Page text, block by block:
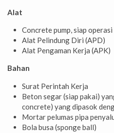
Alat
Concrete pump, siap
Alat Pelindung Diri (APD)
Alat Pengaman Kerja (APK)
Bahan
Surat Perintah Kerja
Beton segar (siap pakai)
concrete) yang dipasok
Mortar pelumas pipa
Bola busa (sponge ball)